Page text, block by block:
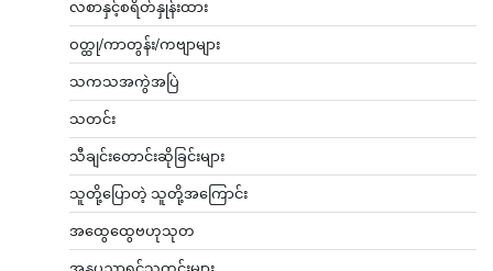
လစာနှင့်စရိတ်နှုန်းထား
ဝတ္ထု/ကာတွန်း/ကဗျာများ
သကသအကွဲအပြဲ
သတင်း
သီချင်းတောင်းဆိုခြင်းများ
သူတို့ပြောတဲ့ သူတို့အကြောင်း
အထွေထွေဗဟုသုတ
အနုပညာရှင်သတင်းများ